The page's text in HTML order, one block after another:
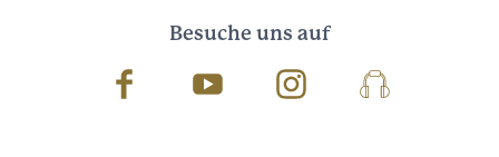
Besuche uns auf
Facebook Youtube InstagramPodcast